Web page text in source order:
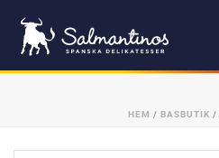
HEM / BASBUTIK /